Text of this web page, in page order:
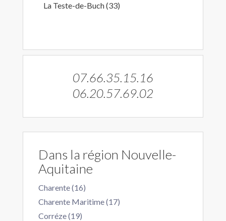
La Teste-de-Buch (33)
07.66.35.15.16
06.20.57.69.02
Dans la région Nouvelle-
Aquitaine
Charente (16)
Charente Maritime (17)
Corréze (19)